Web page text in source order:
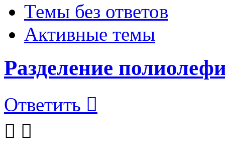
Темы без ответов
Активные темы
Разделение
Ответить